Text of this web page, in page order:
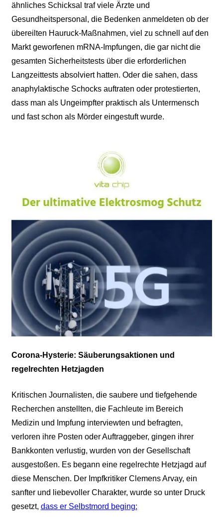
ähnliches Schicksal traf viele Ärzte und
Gesundheitspersonal, die Bedenken anmeldeten ob der
übereilten Hauruck-Maßnahmen, viel zu schnell auf den
Markt geworfenen mRNA-Impfungen, die gar nicht die
gesamten Sicherheitstests über die erforderlichen
Langzeittests absolviert hatten. Oder die sahen, dass
anaphylaktische Schocks auftraten oder protestierten,
dass man als Ungeimpfter praktisch als Untermensch
und fast schon als Mörder eingestuft wurde.
Corona-Hysterie: Säuberungsaktionen und
regelrechten Hetzjagden
Kritischen Journalisten, die saubere und tiefgehende
Recherchen anstellten, die Fachleute im Bereich
Medizin und Impfung interviewten und befragten,
verloren ihre Posten oder Auftraggeber, gingen ihrer
Bankkonten verlustig, wurden von der Gesellschaft
ausgestoßen. Es begann eine regelrechte Hetzjagd auf
diese Menschen. Der Impfkritiker Clemens Arvay, ein
sanfter und liebevoller Charakter, wurde so unter Druck
gesetzt, dass er Selbstmord beging: